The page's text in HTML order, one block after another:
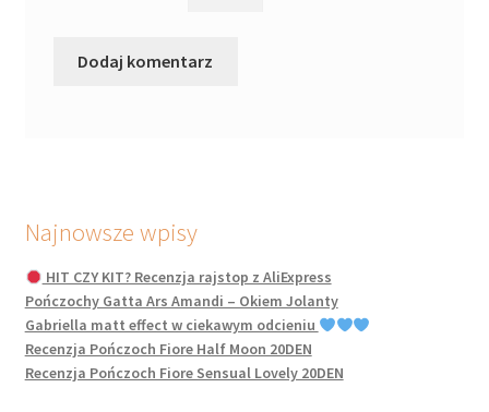
Najnowsze wpisy
HIT CZY KIT? Recenzja rajstop z AliExpress
Pończochy Gatta Ars Amandi – Okiem Jolanty
Gabriella matt effect w ciekawym odcieniu
Recenzja Pończoch Fiore Half Moon 20DEN
Recenzja Pończoch Fiore Sensual Lovely 20DEN